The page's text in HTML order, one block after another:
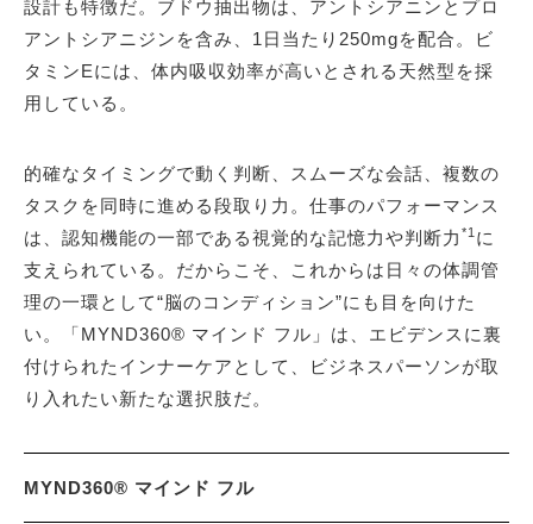
設計も特徴だ。ブドウ抽出物は、アントシアニンとプロ
アントシアニジンを含み、1日当たり250mgを配合。ビ
タミンEには、体内吸収効率が高いとされる天然型を採
用している。
的確なタイミングで動く判断、スムーズな会話、複数の
タスクを同時に進める段取り力。仕事のパフォーマンス
は、認知機能の一部である視覚的な記憶力や判断力 *1 に
支えられている。だからこそ、これからは日々の体調管
理の一環として“脳のコンディション”にも目を向けた
い。「MYND360® マインド フル」は、エビデンスに裏
付けられたインナーケアとして、ビジネスパーソンが取
り入れたい新たな選択肢だ。
MYND360® マインド フル